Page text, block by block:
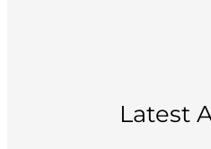
Latest